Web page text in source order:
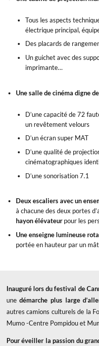
Tous les aspects
électrique principal,
Des placards de
Un guichet avec des
imprimante…
Une salle de cinéma digne
D’une capacité de 72
un revêtement velours
D’un écran super MAT
D’une qualité de
cinématographiques
D’une sonorisation 7.1
Deux escaliers avec un
à chacune des deux portes
hayon élévateurpour les
Une enseigne lumineuse
portée en hauteur par un
Inauguré lors du festival de
unedémarche plus large
autres camions culturels de la
Mumo -Centre Pompidou et
Pour éveiller la passion du